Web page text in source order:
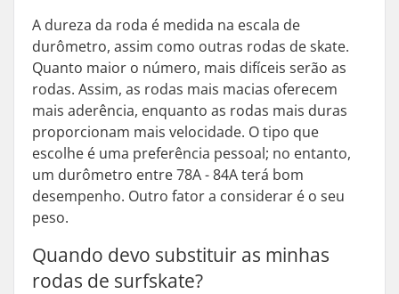
A dureza da roda é medida na escala de
durômetro, assim como outras rodas de skate.
Quanto maior o número, mais difíceis serão as
rodas. Assim, as rodas mais macias oferecem
mais aderência, enquanto as rodas mais duras
proporcionam mais velocidade. O tipo que
escolhe é uma preferência pessoal; no entanto,
um durômetro entre 78A - 84A terá bom
desempenho. Outro fator a considerar é o seu
peso.
Quando devo substituir as minhas
rodas de surfskate?